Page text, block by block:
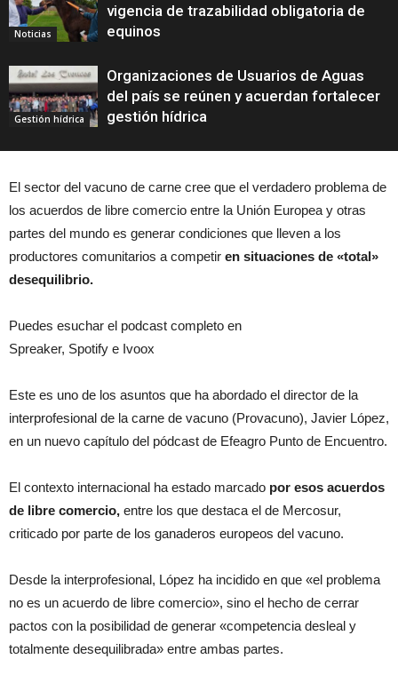
Noticias
vigencia de trazabilidad obligatoria de
equinos
Gestión hídrica
Organizaciones de Usuarios de Aguas
del país se reúnen y acuerdan fortalecer
gestión hídrica
El sector del vacuno de carne cree que el verdadero problema de
los acuerdos de libre comercio entre la Unión Europea y otras
partes del mundo es generar condiciones que lleven a los
productores comunitarios a competir en situaciones de «total»
desequilibrio.
Puedes esuchar el podcast completo en
Spreaker, Spotify e Ivoox
Este es uno de los asuntos que ha abordado el director de la
interprofesional de la carne de vacuno (Provacuno), Javier López,
en un nuevo capítulo del pódcast de Efeagro Punto de Encuentro.
El contexto internacional ha estado marcado por esos acuerdos
de libre comercio, entre los que destaca el de Mercosur,
criticado por parte de los ganaderos europeos del vacuno.
Desde la interprofesional, López ha incidido en que «el problema
no es un acuerdo de libre comercio», sino el hecho de cerrar
pactos con la posibilidad de generar «competencia desleal y
totalmente desequilibrada» entre ambas partes.